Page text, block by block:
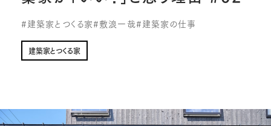
#建築家とつくる家#敷浪一哉#建築家の仕事
建築家とつくる家